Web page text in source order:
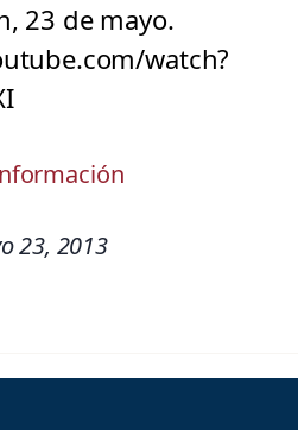
23 de mayo.
watch?
23, 2013